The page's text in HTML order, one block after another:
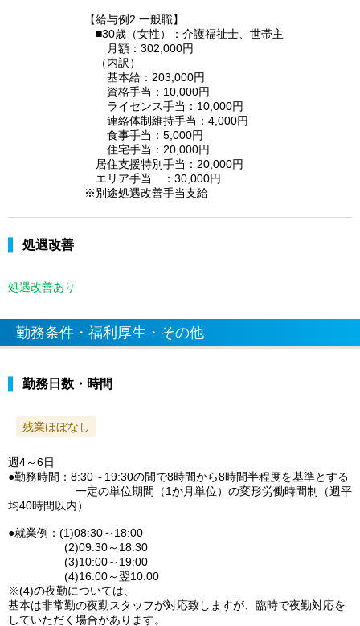
【給与例2:一般職】
■30歳（女性）：介護福祉士、世帯主
月額：302,000円
（内訳）
基本給：203,000円
資格手当：10,000円
ライセンス手当：10,000円
連絡体制維持手当：4,000円
食事手当：5,000円
住宅手当：20,000円
居住支援特別手当：20,000円
エリア手当 ：30,000円
※別途処遇改善手当支給
処遇改善
処遇改善あり
勤務条件・福利厚生・その他
勤務日数・時間
残業ほぼなし
週4～6日
●勤務時間：8:30～19:30の間で8時間から8時間半程度を基準とする
一定の単位期間（1か月単位）の変形労働時間制（週平
均40時間以内）
●就業例：(1)08:30～18:00
(2)09:30～18:30
(3)10:00～19:00
(4)16:00～翌10:00
※(4)の夜勤については、
基本は非常勤の夜勤スタッフが対応致しますが、臨時で夜勤対応を
していただく場合があります。